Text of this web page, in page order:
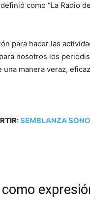
como “La Radio
para hacer las
nosotros los
manera veraz,
SEMBLANZA